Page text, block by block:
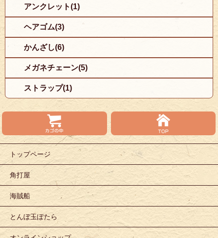
アンクレット(1)
ヘアゴム(3)
かんざし(6)
メガネチェーン(5)
ストラップ(1)
トップページ
角打屋
海賊船
とんぼ玉ぽたら